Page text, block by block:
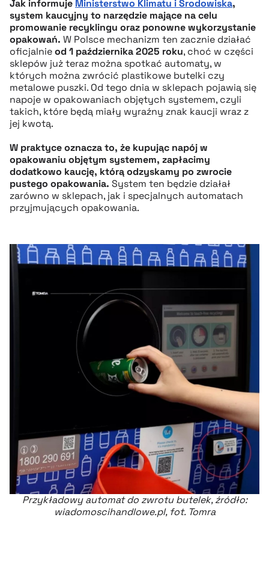
Jak informuje Ministerstwo Klimatu i Środowiska,
system kaucyjny to narzędzie mające na celu
promowanie recyklingu oraz ponowne wykorzystanie
opakowań. W Polsce mechanizm ten zacznie działać
oficjalnieod 1 października 2025 roku, choć w części
sklepów już teraz można spotkać automaty, w
których można zwrócić plastikowe butelki czy
metalowe puszki. Od tego dnia w sklepach pojawią się
napoje w opakowaniach objętych systemem, czyli
takich, które będą miały wyraźny znak kaucji wraz z
jej kwotą.
W praktyce oznacza to, że kupując napój w
opakowaniu objętym systemem, zapłacimy
dodatkowo kaucję, którą odzyskamy po zwrocie
pustego opakowania. System ten będzie działał
zarówno w sklepach, jak i specjalnych automatach
przyjmujących opakowania.
Przykładowy automat do zwrotu butelek, źródło:
wiadomoscihandlowe.pl, fot. Tomra